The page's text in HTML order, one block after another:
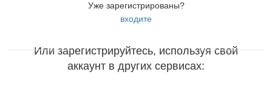
Уже зарегистрированы?
входите
Или зарегистрируйтесь, используя свой
аккаунт в других сервисах: